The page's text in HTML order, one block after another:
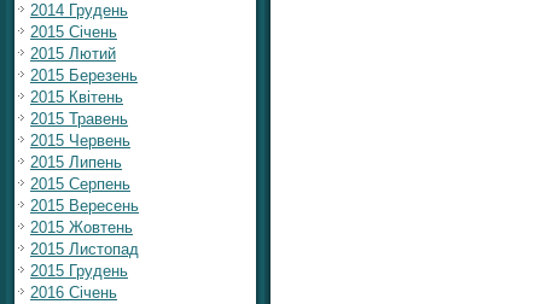
2014 Грудень
2015 Січень
2015 Лютий
2015 Березень
2015 Квітень
2015 Травень
2015 Червень
2015 Липень
2015 Серпень
2015 Вересень
2015 Жовтень
2015 Листопад
2015 Грудень
2016 Січень